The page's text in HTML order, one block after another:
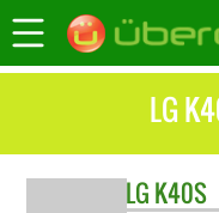
LG
LG K40S